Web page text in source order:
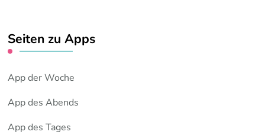
Seiten zu Apps
App der Woche
App des Abends
App des Tages